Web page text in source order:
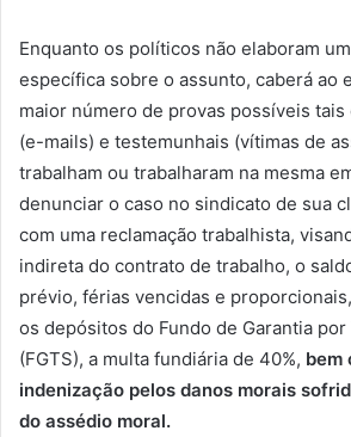
Enquanto os políticos não elaboram
específica sobre o assunto, caberá ao
maior número de provas possíveis
(e-mails) e testemunhais (vítimas de
trabalham ou trabalharam na mesma
denunciar o caso no sindicato de sua
com uma reclamação trabalhista,
indireta do contrato de trabalho, o
prévio, férias vencidas e
os depósitos do Fundo de Garantia
(FGTS), a multa fundiária de 40%, bem
indenização pelos danos morais
do assédio moral.